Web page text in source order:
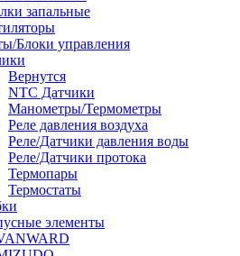
запальные
Блоки управления
Вернутся
NTC Датчики
Манометры/Термометры
Реле давления воздуха
Реле/Датчики давления воды
Реле/Датчики протока
Термопары
Термостаты
элементы